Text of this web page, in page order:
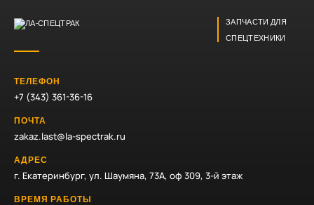
ЗАПЧАСТИ ДЛЯ
СПЕЦТЕХНИКИ
ТЕЛЕФОН
+7 (343) 361-36-16
ПОЧТА
zakaz.last@la-spectrak.ru
АДРЕС
г. Екатеринбург, ул. Шаумяна, 73А, оф 309, 3-й этаж
ВРЕМЯ РАБОТЫ